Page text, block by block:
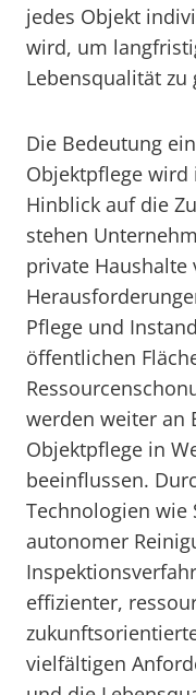
jedes Objekt
wird, um
Lebensqualität zu
Die Bedeutung
Objektpflege wird
Hinblick auf die
stehen
private Haushalte
Pflege und
öffentlichen
werden weiter an
Objektpflege in
beeinflussen.
Technologien wie
autonomer
effizienter,
vielfältigen